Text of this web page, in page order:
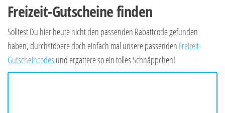
Freizeit-Gutscheine finden
Solltest Du hier heute nicht den passenden Rabattcode gefunden
haben, durchstöbere doch einfach mal unsere passenden Freizeit-
Gutscheincodes und ergattere so ein tolles Schnäppchen!